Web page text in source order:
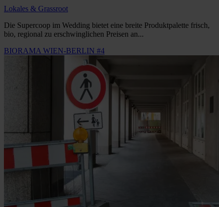
Lokales & Grassroot
Die Supercoop im Wedding bietet eine breite Produktpalette frisch,
bio, regional zu erschwinglichen Preisen an...
BIORAMA WIEN-BERLIN #4